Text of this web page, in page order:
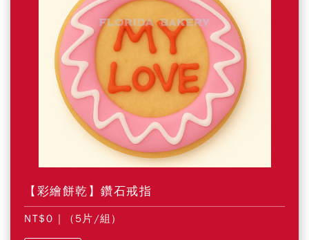
【彩繪餅乾】鑽石戒指
NT$0 | (5片/組)